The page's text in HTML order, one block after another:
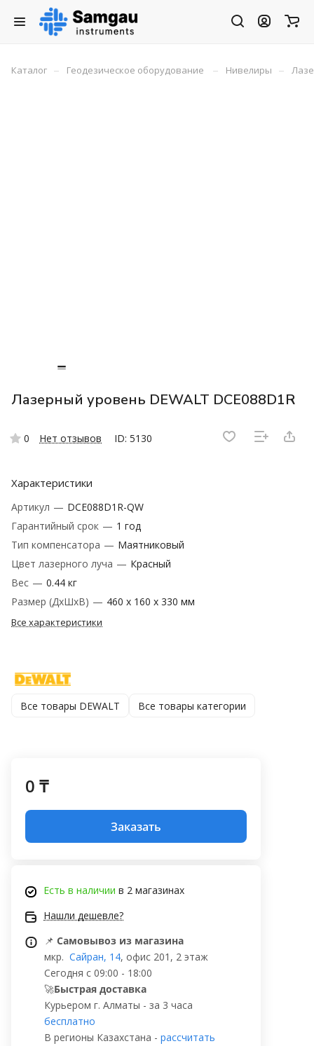
Каталог – Геодезическое оборудование – Нивелиры –
Лазерный уровень DEWALT DCE088D1R
0 Нет отзывов ID: 5130
Характеристики
Артикул — DCE088D1R-QW
Гарантийный срок — 1 год
Тип компенсатора — Маятниковый
Цвет лазерного луча — Красный
Вес — 0.44 кг
Размер (ДxШxВ) — 460 x 160 x 330 мм
Все характеристики
Все товары DEWALT Все товары категории
0 ₸
Заказать
Есть в наличии в 2 магазинах
Нашли дешевле?
📌 Самовывоз из магазина
мкр. Сайран, 14, офис 201, 2 этаж
Сегодня с 09:00 - 18:00
🚀Быстрая доставка
Курьером г. Алматы - за 3 часа
бесплатно
В регионы Казахстана - рассчитать